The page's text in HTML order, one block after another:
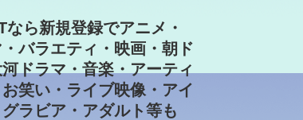
なら新規登録でアニメ・
・バラエティ・映画・朝ド
ドラマ・音楽・アーティ
笑い・ライブ映像・アイ
グラビア・アダルト等も